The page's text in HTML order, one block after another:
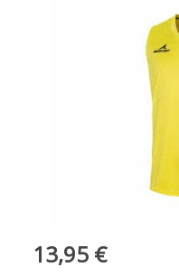
13,95 €